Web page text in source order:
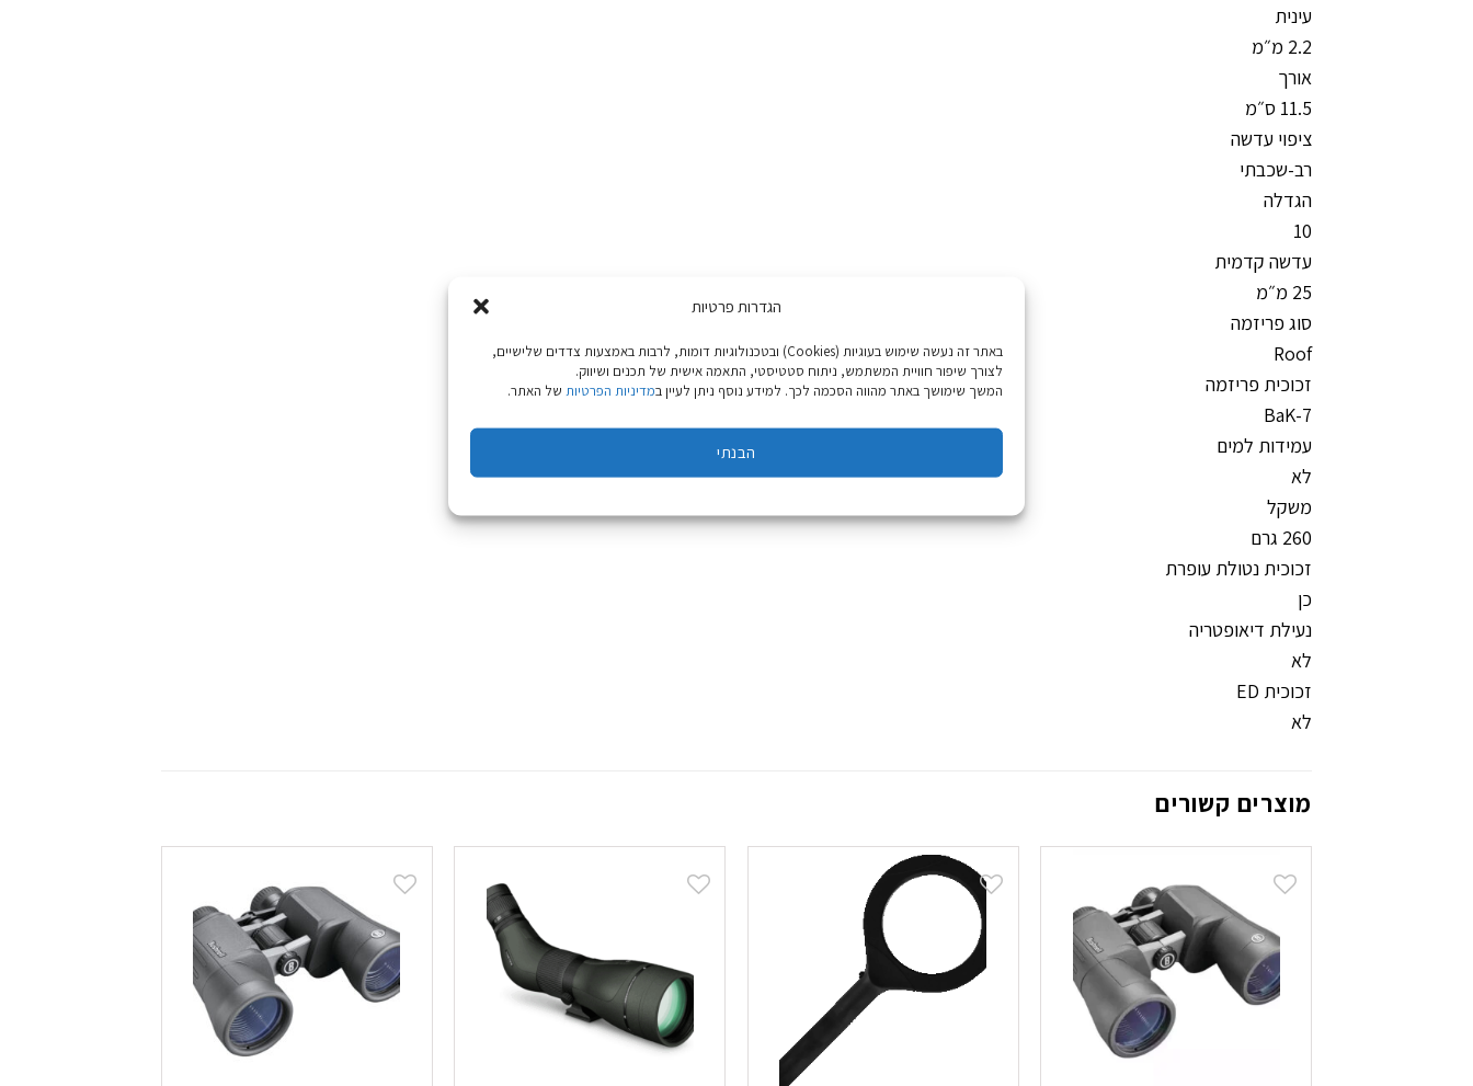
הגדרות פרטיות
באתר זה נעשה שימוש בעוגיות (Cookies) ובטכנולוגיות דומות, לרבות באמצעות צדדים שלישיים,
לצורך שיפור חוויית המשתמש, ניתוח סטטיסטי, התאמה אישית של תכנים ושיווק.
המשך שימושך באתר מהווה הסכמה לכך. למידע נוסף ניתן לעיין במדיניות הפרטיות של האתר.
הבנתי
עינית
2.2 מ״מ
אורך
11.5 ס״מ
ציפוי עדשה
רב-שכבתי
הגדלה
10
עדשה קדמית
25 מ״מ
סוג פריזמה
Roof
זכוכית פריזמה
BaK-7
עמידות למים
לא
משקל
260 גרם
זכוכית נטולת עופרת
כן
נעילת דיאופטריה
לא
זכוכית ED
לא
מוצרים קשורים